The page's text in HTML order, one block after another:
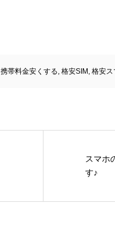
携帯料金安くする, 格安SIM , 格安ス
スマホ
す♪